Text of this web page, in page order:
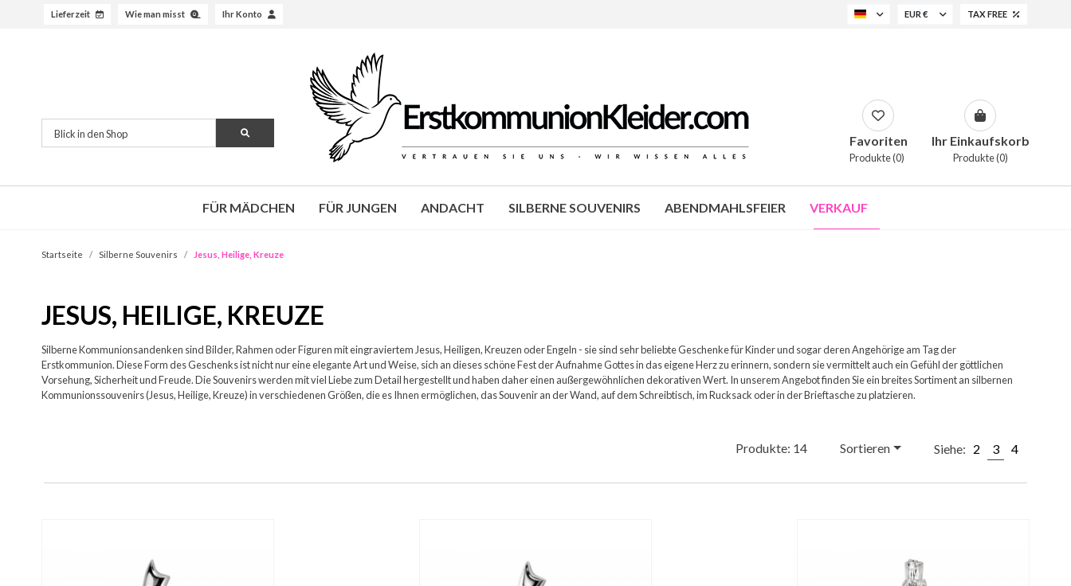
Lieferzeit Wie man misst Ihr Konto EUR € TAX FREE
Favoriten
Produkte (0)
Ihr Einkaufskorb
Produkte (0)
FÜR MÄDCHEN FÜR JUNGEN ANDACHT SILBERNE SOUVENIRS ABENDMAHLSFEIER VERKAUF
Startseite Silberne Souvenirs Jesus, Heilige, Kreuze
JESUS, HEILIGE, KREUZE
Silberne Kommunionsandenken sind Bilder, Rahmen oder Figuren mit eingraviertem Jesus, Heiligen, Kreuzen oder Engeln - sie sind sehr beliebte Geschenke für Kinder und sogar deren Angehörige am Tag der
Erstkommunion. Diese Form des Geschenks ist nicht nur eine elegante Art und Weise, sich an dieses schöne Fest der Aufnahme Gottes in das eigene Herz zu erinnern, sondern sie vermittelt auch ein Gefühl der göttlichen
Vorsehung, Sicherheit und Freude. Die Souvenirs werden mit viel Liebe zum Detail hergestellt und haben daher einen außergewöhnlichen dekorativen Wert. In unserem Angebot finden Sie ein breites Sortiment an silbernen
Kommunionssouvenirs (Jesus, Heilige, Kreuze) in verschiedenen Größen, die es Ihnen ermöglichen, das Souvenir an der Wand, auf dem Schreibtisch, im Rucksack oder in der Brieftasche zu platzieren.
Produkte: 14 Sortieren Siehe: 2 3 4